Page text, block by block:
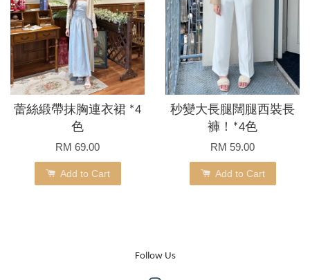
蕾絲緞帶抹胸連衣裙 *4
色
RM 69.00
Add to Cart
秒變大長腿闊腿西裝長
褲！*4色
RM 59.00
Add to Cart
Follow Us